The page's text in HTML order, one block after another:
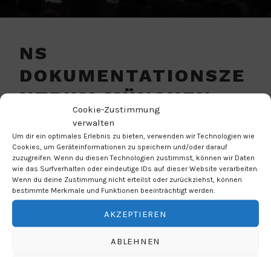
Cookie-Zustimmung
verwalten
Um dir ein optimales Erlebnis zu bieten, verwenden wir Technologien wie
Cookies, um Geräteinformationen zu speichern und/oder darauf
zuzugreifen. Wenn du diesen Technologien zustimmst, können wir Daten
wie das Surfverhalten oder eindeutige IDs auf dieser Website verarbeiten.
Wenn du deine Zustimmung nicht erteilst oder zurückziehst, können
bestimmte Merkmale und Funktionen beeinträchtigt werden.
AKZEPTIEREN
ABLEHNEN
NS
DOKUMENTATIONSZE
NTRUM MÜNCHEN
VERANSTALTUNGSORT
Max-Mannheimer-Platz 1
München
80333
NÄCHSTE VERANSTALTUNG